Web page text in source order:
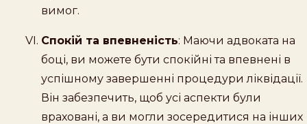
вимог.
Спокій та впевненість: Маючи адвоката на
боці, ви можете бути спокійні та впевнені в
успішному завершенні процедури ліквідації.
Він забезпечить, щоб усі аспекти були
враховані, а ви могли зосередитися на інших